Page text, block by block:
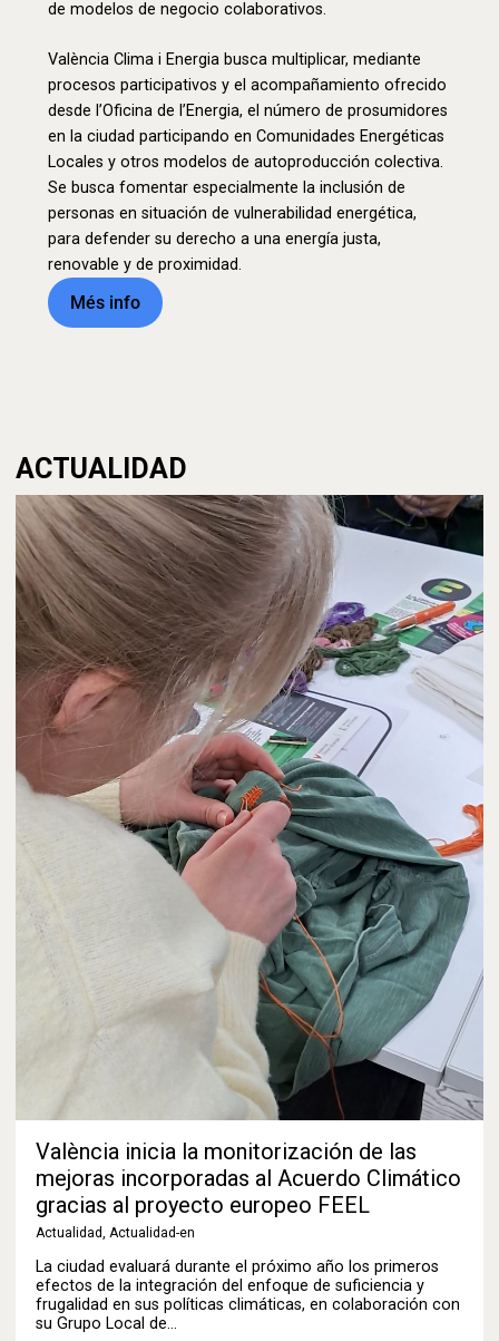
de modelos de negocio colaborativos.
València Clima i Energia busca multiplicar, mediante
procesos participativos y el acompañamiento ofrecido
desde l’Oficina de l’Energia, el número de prosumidores
en la ciudad participando en Comunidades Energéticas
Locales y otros modelos de autoproducción colectiva.
Se busca fomentar especialmente la inclusión de
personas en situación de vulnerabilidad energética,
para defender su derecho a una energía justa,
renovable y de proximidad.
Més info
ACTUALIDAD
València inicia la monitorización de las
mejoras incorporadas al Acuerdo Climático
gracias al proyecto europeo FEEL
Actualidad Actualidad-en
La ciudad evaluará durante el próximo año los primeros
efectos de la integración del enfoque de suficiencia y
frugalidad en sus políticas climáticas, en colaboración con
su Grupo Local de…